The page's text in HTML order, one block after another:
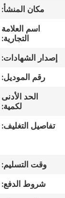
معلومات
جولة
المعمل
مراقبة
اتصل
مكان المنشأ:
اسم العلامة
التجارية:
إصدار الشهادات:
رقم الموديل:
الحد الأدنى
لكمية:
تفاصيل التغليف:
وقت التسليم:
شروط الدفع: